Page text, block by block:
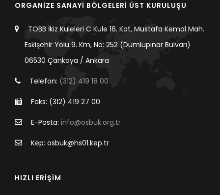
ORGANİZE SANAYİ BÖLGELERİ ÜST KURULUŞU
TOBB İkiz Kuleleri C Kule 16. Kat, Mustafa Kemal Mah.
Eskişehir Yolu 9. Km, No: 252 (Dumlupınar Bulvarı)
06530 Çankaya / Ankara
Telefon: (312) 419 18 00
Faks: (312) 419 27 00
E-Posta: info@osbuk.org.tr
Kep: osbuk@hs01.kep.tr
HIZLI ERİŞİM